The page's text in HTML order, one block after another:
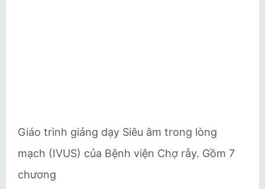
Giáo trình giảng dạy Siêu âm trong lòng
mạch (IVUS) của Bệnh viện Chợ rẫy. Gồm 7
chương